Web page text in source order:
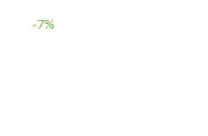
-7%